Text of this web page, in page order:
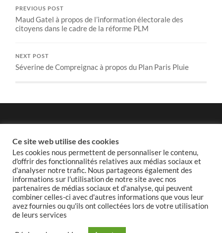
PREVIOUS POST
Maud Gatel à propos de l’information électorale des
citoyens dans le cadre de la réforme PLM
NEXT POST
Séverine de Compreignac à propos du Plan Paris Pluie
Politique de cookies
GROUPE MODEM ET INDÉPENDANTS DU
Ce site web utilise des cookies
Les cookies nous permettent de personnaliser le contenu,
d'offrir des fonctionnalités relatives aux médias sociaux et
d'analyser notre trafic. Nous partageons également des
informations sur l'utilisation de notre site avec nos
partenaires de médias sociaux et d'analyse, qui peuvent
combiner celles-ci avec d'autres informations que vous leur
avez fournies ou qu'ils ont collectées lors de votre utilisation
de leurs services